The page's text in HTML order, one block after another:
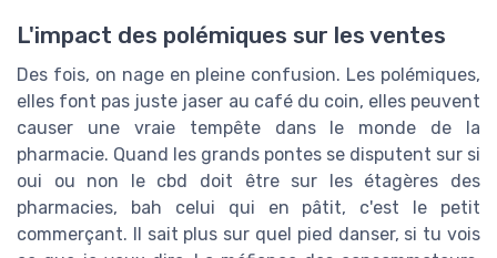
L'impact des polémiques sur les ventes
Des fois, on nage en pleine confusion. Les polémiques,
elles font pas juste jaser au café du coin, elles peuvent
causer une vraie tempête dans le monde de la
pharmacie. Quand les grands pontes se disputent sur si
oui ou non le cbd doit être sur les étagères des
pharmacies, bah celui qui en pâtit, c'est le petit
commerçant. Il sait plus sur quel pied danser, si tu vois